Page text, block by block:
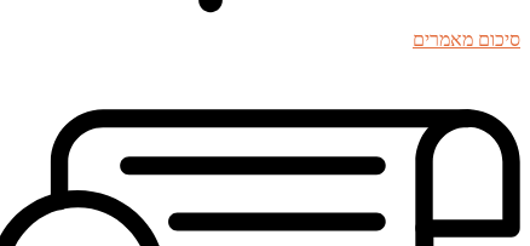
סיכום מאמרים